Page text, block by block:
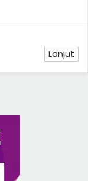
Lanjut